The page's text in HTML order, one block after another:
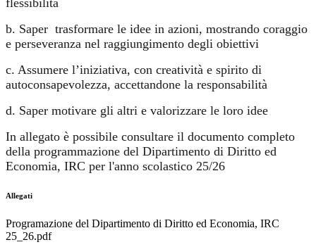
flessibilità
b. Saper trasformare le idee in azioni, mostrando coraggio
e perseveranza nel raggiungimento degli obiettivi
c. Assumere l’iniziativa, con creatività e spirito di
autoconsapevolezza, accettandone la responsabilità
d. Saper motivare gli altri e valorizzare le loro idee
In allegato è possibile consultare il documento completo
della programmazione del Dipartimento di Diritto ed
Economia, IRC per l'anno scolastico 25/26
Allegati
Programazione del Dipartimento di Diritto ed Economia, IRC
25_26.pdf